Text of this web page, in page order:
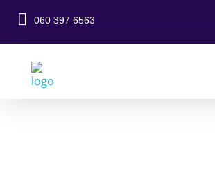
060 397 6563